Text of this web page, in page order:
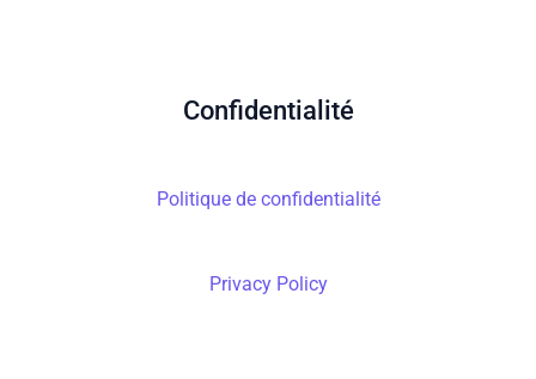
Confidentialité
Politique de confidentialité
Privacy Policy